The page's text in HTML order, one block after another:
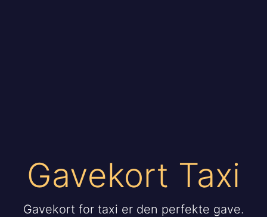
Gavekort Taxi
Gavekort for taxi er den perfekte gave.